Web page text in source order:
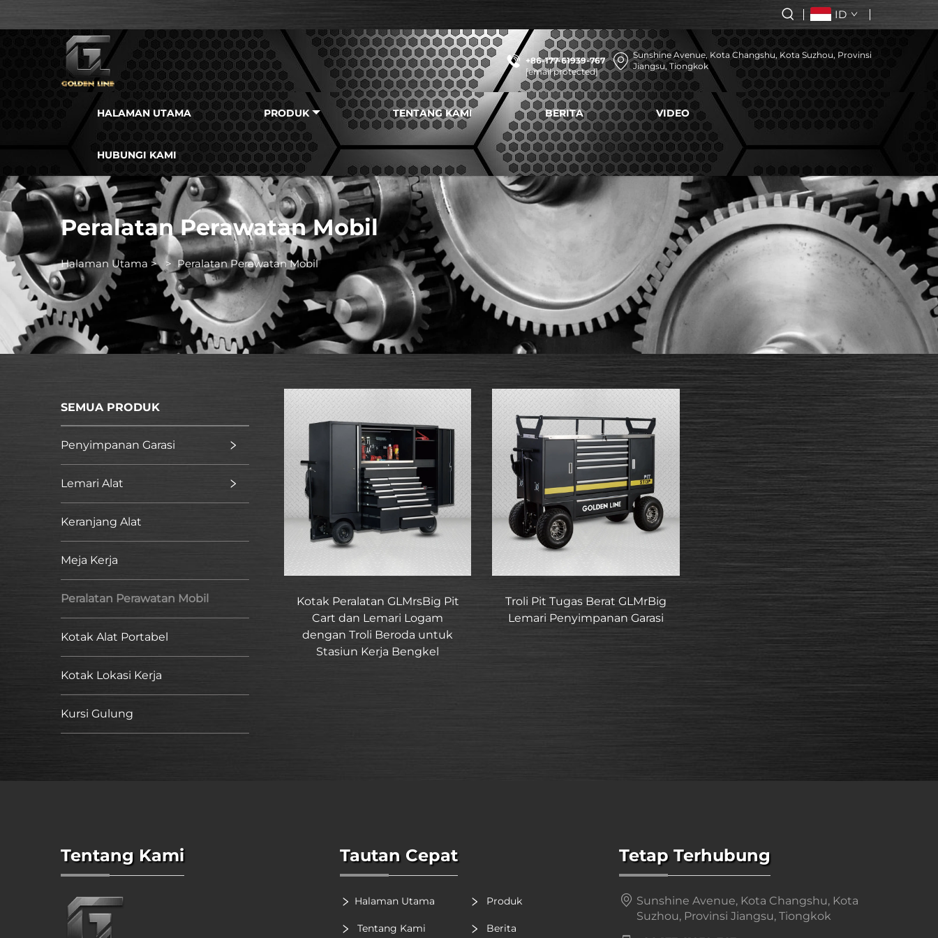
ID
+86-177-61939-767
[email protected]
Sunshine Avenue, Kota Changshu, Kota Suzhou, Provinsi
Jiangsu, Tiongkok
HALAMAN UTAMA PRODUK TENTANG KAMI BERITA VIDEO
HUBUNGI KAMI
Peralatan Perawatan Mobil
Halaman Utama > > Peralatan Perawatan Mobil
SEMUA PRODUK
Penyimpanan Garasi
Lemari Alat
Keranjang Alat
Meja Kerja
Peralatan Perawatan Mobil
Kotak Alat Portabel
Kotak Lokasi Kerja
Kursi Gulung
Kotak Peralatan GLMrsBig Pit
Cart dan Lemari Logam
dengan Troli Beroda untuk
Stasiun Kerja Bengkel
Troli Pit Tugas Berat GLMrBig
Lemari Penyimpanan Garasi
Tentang Kami Tautan Cepat
Halaman Utama Produk
Tentang Kami Berita
Tetap Terhubung
Sunshine Avenue, Kota Changshu, Kota
Suzhou, Provinsi Jiangsu, Tiongkok